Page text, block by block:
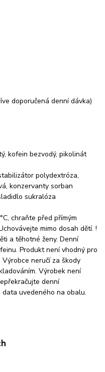
doporučená denní dávka)
kofein bezvodý, pikolinát
polydextróza,
konzervanty sorban
sukralóza
chraňte před přímým
mimo dosah dětí. !
a těhotné ženy. Denní
Produkt není vhodný pro
neručí za škody
Výrobek není
denní
uvedeného na obalu.